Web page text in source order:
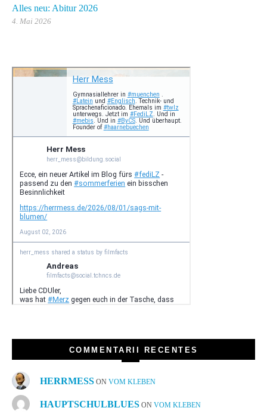
Alles neu: Abitur 2026
4. Mai 2026
COMMENTARII RECENTES
HERRMESS ON VOM KLEBEN
HAUPTSCHULBLUES ON VOM KLEBEN